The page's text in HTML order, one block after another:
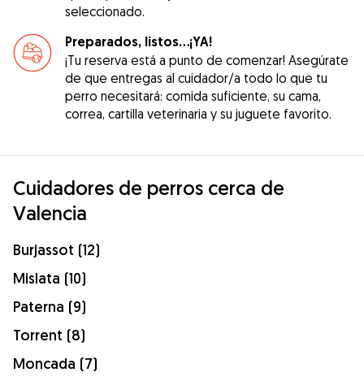
seleccionado.
Preparados, listos...¡YA!
¡Tu reserva está a punto de comenzar! Asegúrate
de que entregas al cuidador/a todo lo que tu
perro necesitará: comida suficiente, su cama,
correa, cartilla veterinaria y su juguete favorito.
Cuidadores de perros cerca de
Valencia
Burjassot (12)
Mislata (10)
Paterna (9)
Torrent (8)
Moncada (7)